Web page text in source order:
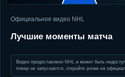
▶
Официальное видео NHL
Лучшие моменты матча
Видео предоставлено NHL и может быть
плеер не запускается, откройте ролик на